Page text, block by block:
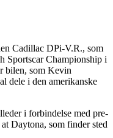
Cadillac DPi-V.R., som
Sportscar Championship i
bilen, som Kevin
dele i den amerikanske
i forbindelse med pre-
Daytona, som finder sted